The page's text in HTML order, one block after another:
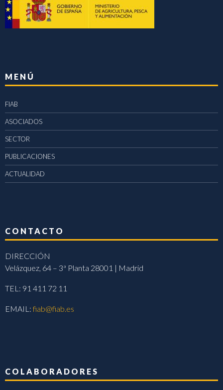
MENÚ
FIAB
ASOCIADOS
SECTOR
PUBLICACIONES
ACTUALIDAD
CONTACTO
DIRECCIÓN
Velázquez, 64 – 3ª Planta 28001 | Madrid
TEL: 91 411 72 11
EMAIL:fiab@fiab.es
COLABORADORES